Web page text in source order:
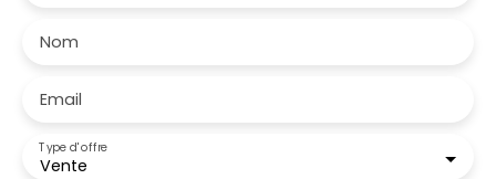
Nom
Email
Vente
Type d'offre